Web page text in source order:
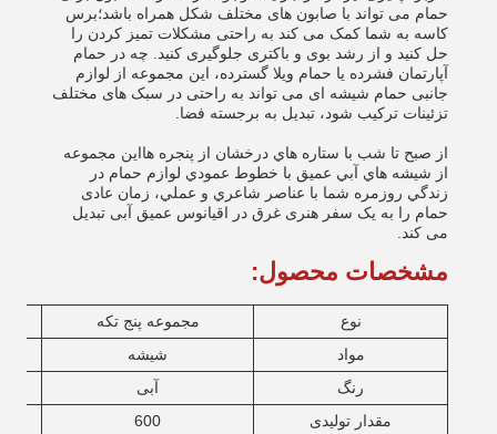
حمام می تواند با صابون های مختلف شکل همراه باشد؛برس
کاسه به شما کمک می کند به راحتی مشکلات تمیز کردن را
حل کنید و از رشد بوی و باکتری جلوگیری کنید. چه در حمام
آپارتمان فشرده یا حمام ویلا گسترده، این مجموعه از لوازم
جانبی حمام شیشه ای می تواند به راحتی در سبک های مختلف
تزئینات ترکیب شود، تبدیل به برجسته فضا.
از صبح تا شب با ستاره هاي درخشان از پنجره هااين مجموعه
از شيشه هاي آبي عميق با خطوط عمودي لوازم حمام در
زندگي روزمره شما با عناصر شاعري و عملي، زمان عادی
حمام را به یک سفر هنری غرق در اقیانوس عمیق آبی تبدیل
می کند.
مشخصات محصول:
نوع
مجموعه پنج تکه
مواد
شیشه
رنگ
آبی
مقدار تولیدی
600